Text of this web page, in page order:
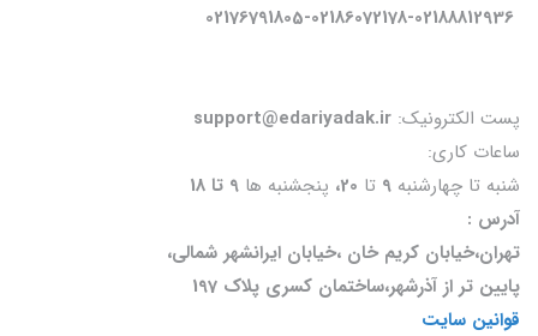
02176791805-02186072178-02188812936
پست الکترونیک:
ساعات کاری:
شنبه تا چهارشنبه 9 تا 20، پنجشنبه ها
آدرس :
تهران،خیابان کریم خان ،خیابان ایرانشهر شمالی،
پایین تر از آذرشهر،ساختمان کسری پلاک 197
قوانین سایت